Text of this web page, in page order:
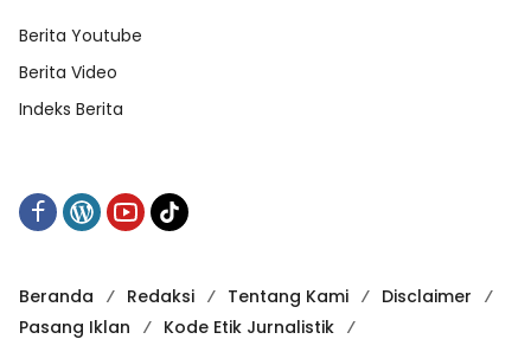
Berita Youtube
Berita Video
Indeks Berita
Beranda Redaksi Tentang Kami
Disclaimer
Pasang Iklan
Kode Etik Jurnalistik